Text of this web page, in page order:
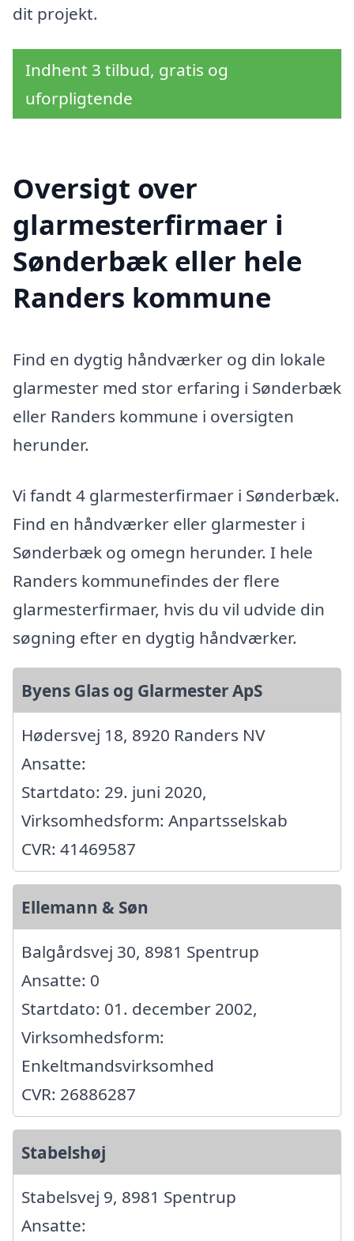
dit projekt.
Indhent 3 tilbud, gratis og
uforpligtende
Oversigt over
glarmesterfirmaer i
Sønderbæk eller hele
Randers kommune
Find en dygtig håndværker og din lokale
glarmester med stor erfaring i Sønderbæk
eller Randers kommune i oversigten
herunder.
Vi fandt 4 glarmesterfirmaer i Sønderbæk.
Find en håndværker eller glarmester i
Sønderbæk og omegn herunder. I hele
Randers kommunefindes der flere
glarmesterfirmaer, hvis du vil udvide din
søgning efter en dygtig håndværker.
Byens Glas og Glarmester ApS
Hødersvej 18, 8920 Randers NV
Ansatte:
Startdato: 29. juni 2020,
Virksomhedsform: Anpartsselskab
CVR: 41469587
Ellemann & Søn
Balgårdsvej 30, 8981 Spentrup
Ansatte: 0
Startdato: 01. december 2002,
Virksomhedsform:
Enkeltmandsvirksomhed
CVR: 26886287
Stabelshøj
Stabelsvej 9, 8981 Spentrup
Ansatte: